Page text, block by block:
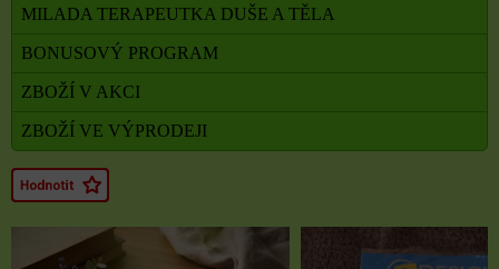
MILADA TERAPEUTKA DUŠE A TĚLA
BONUSOVÝ PROGRAM
ZBOŽÍ V AKCI
ZBOŽÍ VE VÝPRODEJI